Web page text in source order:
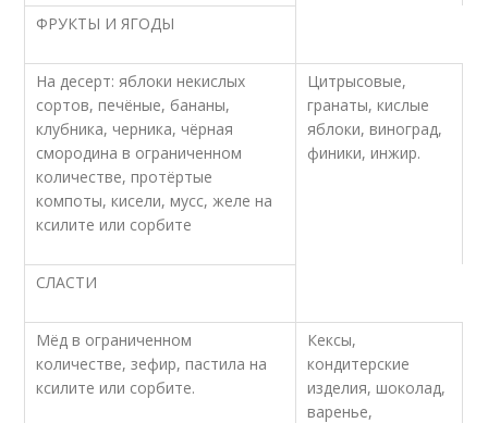
ФРУКТЫ И ЯГОДЫ
На десерт: яблоки некислых
сортов, печёные, бананы,
клубника, черника, чёрная
смородина в ограниченном
количестве, протёртые
компоты, кисели, мусс, желе на
ксилите или сорбите
Цитрысовые,
гранаты, кислые
яблоки, виноград,
финики, инжир.
СЛАСТИ
Мёд в ограниченном
количестве, зефир, пастила на
ксилите или сорбите.
Кексы,
кондитерские
изделия, шоколад,
варенье,